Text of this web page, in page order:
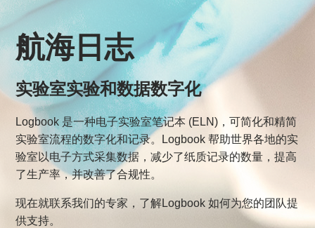
航海日志
实验室实验和数据数字化
Logbook 是一种电子实验室笔记本 (ELN)，可简化和精简
实验室流程的数字化和记录。Logbook 帮助世界各地的实
验室以电子方式采集数据，减少了纸质记录的数量，提高
了生产率，并改善了合规性。
现在就联系我们的专家，了解Logbook 如何为您的团队提
供支持。